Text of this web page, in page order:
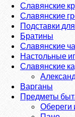
Славянские
Славянские
Подставки
Братины
Славянские
Настольные
Славянские
Варганы
Предметы
Обереги